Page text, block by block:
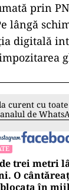
prin
lângă
digitală
curent cu
de
trei metri
O
în